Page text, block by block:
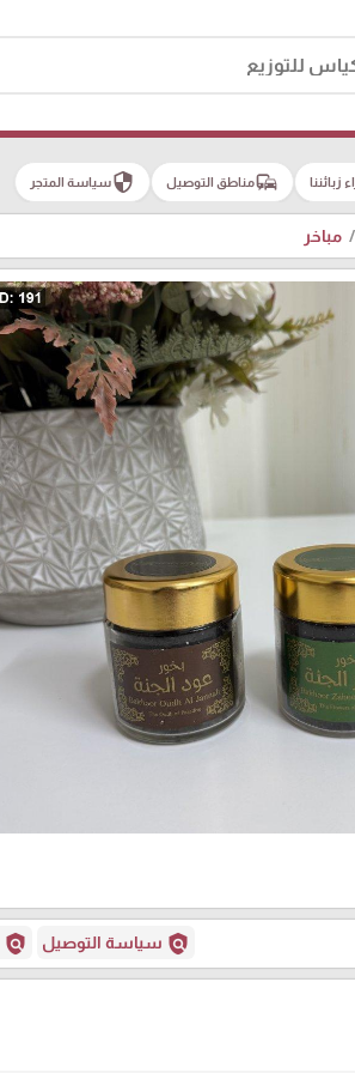
زبائننا commuteمناطق التوصيل securityسياسة المتجر
مباخر
policy سياسة التوصيل policy